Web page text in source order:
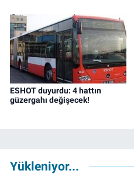
ESHOT duyurdu: 4 hattın
güzergahı değişecek!
Yükleniyor...